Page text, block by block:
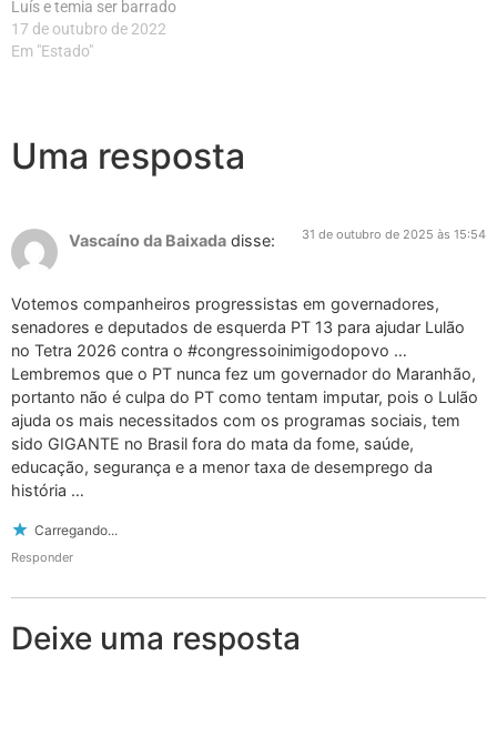
Luís e temia ser barrado
17 de outubro de 2022
Em "Estado"
Uma resposta
Vascaíno da Baixada disse: 31 de outubro de 2025 às 15:54
Votemos companheiros progressistas em governadores,
senadores e deputados de esquerda PT 13 para ajudar Lulão
no Tetra 2026 contra o #congressoinimigodopovo …
Lembremos que o PT nunca fez um governador do Maranhão,
portanto não é culpa do PT como tentam imputar, pois o Lulão
ajuda os mais necessitados com os programas sociais, tem
sido GIGANTE no Brasil fora do mata da fome, saúde,
educação, segurança e a menor taxa de desemprego da
história …
Carregando...
Responder
Deixe uma resposta